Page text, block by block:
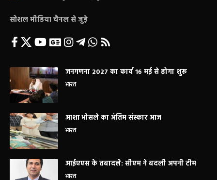
सोशल मीडिया चैनल से जुड़े
जनगणना 2027 का कार्य 16 मई से होगा शुरू
भारत
आशा भोसले का अंतिम संस्कार आज
भारत
आईएएस के तबादले: सीएम ने बदली अपनी टीम
भारत